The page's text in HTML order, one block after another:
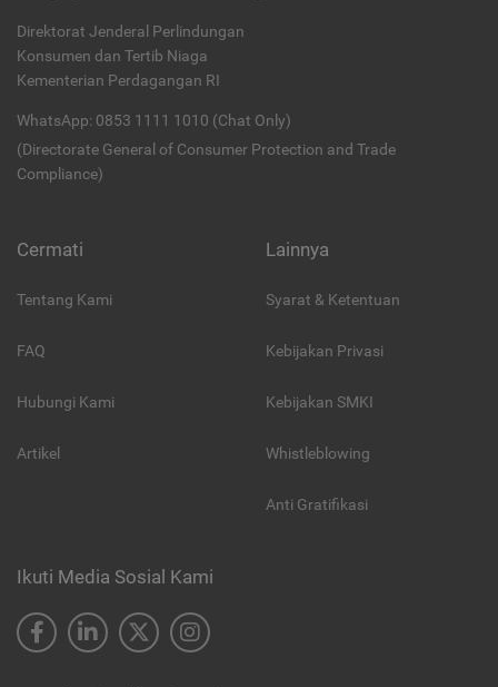
Direktorat Jenderal Perlindungan
Konsumen dan Tertib Niaga
Kementerian Perdagangan RI
WhatsApp: 0853 1111 1010 (Chat Only)
(Directorate General of Consumer Protection and Trade
Compliance)
Cermati
Tentang Kami
FAQ
Hubungi Kami
Artikel
Lainnya
Syarat & Ketentuan
Kebijakan Privasi
Kebijakan SMKI
Whistleblowing
Anti Gratifikasi
Ikuti Media Sosial Kami